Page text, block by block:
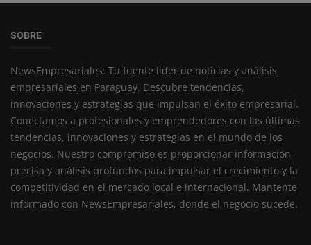
SOBRE
NewsEmpresariales: Tu fuente líder de noticias y análisis
empresariales en Paraguay. Descubre tendencias,
innovaciones y estrategias que impulsan el éxito empresarial.
Conectamos a profesionales y emprendedores con las últimas
tendencias, innovaciones y estrategias en el mundo de los
negocios. Nuestro compromiso es proporcionar información
precisa y análisis profundos para impulsar el crecimiento y la
competitividad en el mercado local e internacional. Mantente
informado con NewsEmpresariales, donde el negocio sucede.